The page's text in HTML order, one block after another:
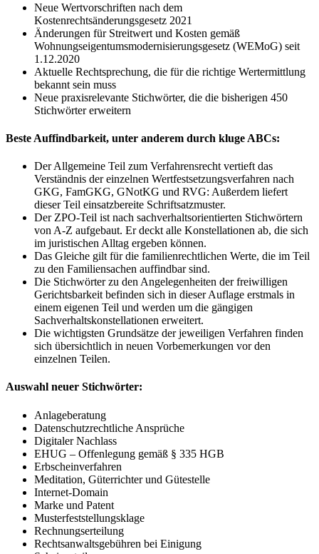
Neue Wertvorschriften nach dem
Kostenrechtsänderungsgesetz 2021
Änderungen für Streitwert und Kosten gemäß
Wohnungseigentumsmodernisierungsgesetz (WEMoG) seit
1.12.2020
Aktuelle Rechtsprechung, die für die richtige Wertermittlung
bekannt sein muss
Neue praxisrelevante Stichwörter, die die bisherigen 450
Stichwörter erweitern
Beste Auffindbarkeit, unter anderem durch kluge ABCs:
Der Allgemeine Teil zum Verfahrensrecht vertieft das
Verständnis der einzelnen Wertfestsetzungsverfahren nach
GKG, FamGKG, GNotKG und RVG: Außerdem liefert
dieser Teil einsatzbereite Schriftsatzmuster.
Der ZPO-Teil ist nach sachverhaltsorientierten Stichwörtern
von A-Z aufgebaut. Er deckt alle Konstellationen ab, die sich
im juristischen Alltag ergeben können.
Das Gleiche gilt für die familienrechtlichen Werte, die im Teil
zu den Familiensachen auffindbar sind.
Die Stichwörter zu den Angelegenheiten der freiwilligen
Gerichtsbarkeit befinden sich in dieser Auflage erstmals in
einem eigenen Teil und werden um die gängigen
Sachverhaltskonstellationen erweitert.
Die wichtigsten Grundsätze der jeweiligen Verfahren finden
sich übersichtlich in neuen Vorbemerkungen vor den
einzelnen Teilen.
Auswahl neuer Stichwörter:
Anlageberatung
Datenschutzrechtliche Ansprüche
Digitaler Nachlass
EHUG – Offenlegung gemäß § 335 HGB
Erbscheinverfahren
Meditation, Güterrichter und Gütestelle
Internet-Domain
Marke und Patent
Musterfeststellungsklage
Rechnungserteilung
Rechtsanwaltsgebühren bei Einigung